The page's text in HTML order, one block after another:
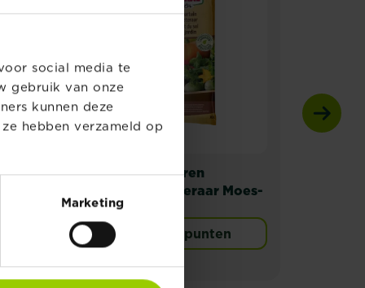
social media te
gebruik van onze
kunnen deze
hebben verzameld op
Marketing
Substral Naturen
Bodemverbeteraar Moes-
En Siertuin
Verkooppunten